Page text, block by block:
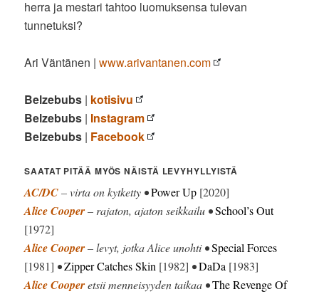
herra ja mestari tahtoo luomuksensa tulevan
tunnetuksi?
Ari Väntänen |www.arivantanen.com
Belzebubs | kotisivu
Belzebubs | Instagram
Belzebubs | Facebook
SAATAT PITÄÄ MYÖS NÄISTÄ LEVYHYLLYISTÄ
AC/DC– virta on kytketty •Power Up [2020]
Alice Cooper– rajaton, ajaton seikkailu •School’s Out
[1972]
Alice Cooper– levyt, jotka Alice unohti •Special Forces
[1981] •Zipper Catches Skin [1982] •DaDa [1983]
Alice Cooperetsii menneisyyden taikaa •The Revenge Of